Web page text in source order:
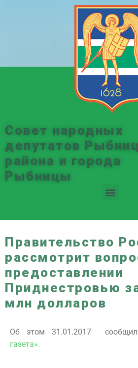
Совет народных
депутатов
района и города
Рыбницы
Правительство
рассмотрит
предоставлении
Приднестровью
млн долларов
Об этом 31.01.2017
газета».